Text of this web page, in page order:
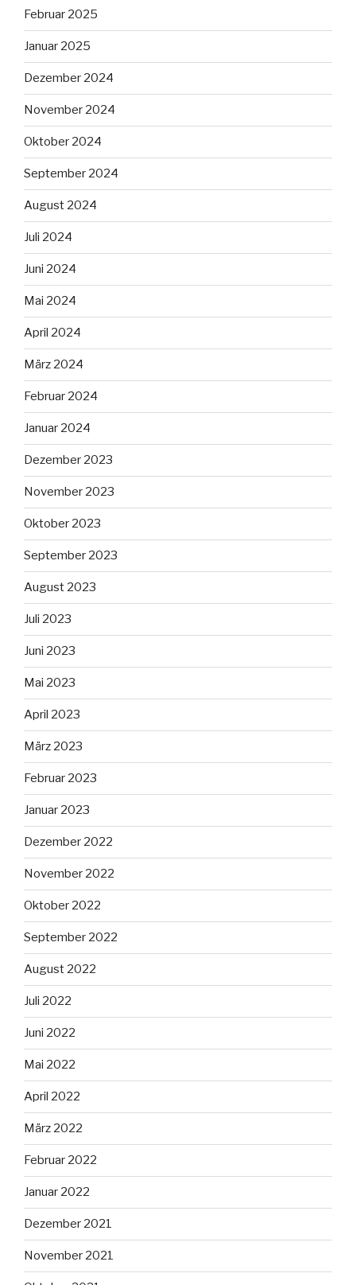
Februar 2025
Januar 2025
Dezember 2024
November 2024
Oktober 2024
September 2024
August 2024
Juli 2024
Juni 2024
Mai 2024
April 2024
März 2024
Februar 2024
Januar 2024
Dezember 2023
November 2023
Oktober 2023
September 2023
August 2023
Juli 2023
Juni 2023
Mai 2023
April 2023
März 2023
Februar 2023
Januar 2023
Dezember 2022
November 2022
Oktober 2022
September 2022
August 2022
Juli 2022
Juni 2022
Mai 2022
April 2022
März 2022
Februar 2022
Januar 2022
Dezember 2021
November 2021